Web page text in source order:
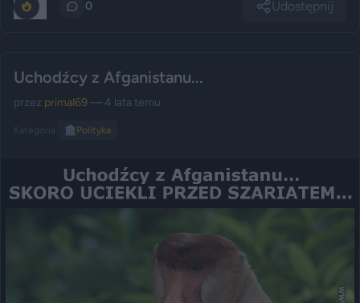
0 Udostępnij
Uchodźcy z Afganistanu...
przez primal69 — 4 lata temu
Kategoria: 🏛️ Polityka